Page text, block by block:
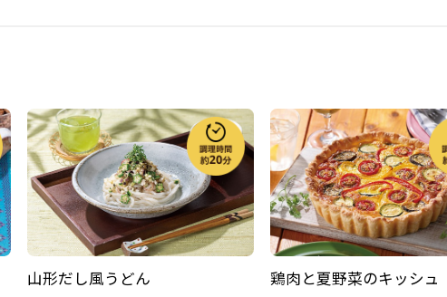
山形だし風うどん 鶏肉と夏野菜のキッシュ